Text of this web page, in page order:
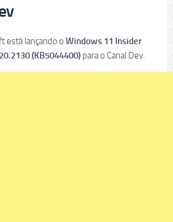
está lançando o Windows 11 Insider
(KB5044400) para o Canal Dev.